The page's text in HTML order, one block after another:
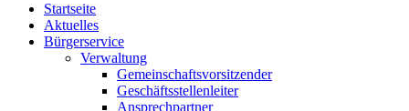
Startseite
Aktuelles
Bürgerservice
Verwaltung
Gemeinschaftsvorsitzender
Geschäftsstellenleiter
Ansprechpartner